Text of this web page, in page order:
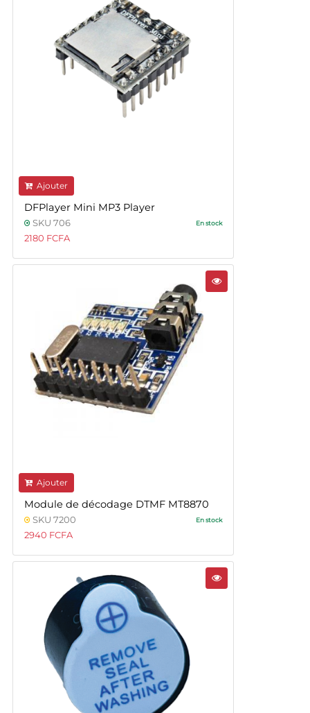
Ajouter
DFPlayer Mini MP3 Player
SKU 706 En stock
2180 FCFA
Ajouter
Module de décodage DTMF MT8870
SKU 7200 En stock
2940 FCFA